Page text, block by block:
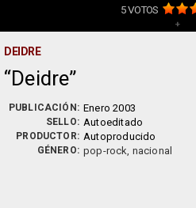
5VOTOS
+
DEIDRE
Deidre
PUBLICACIÓN: Enero 2003
SELLO: Autoeditado
PRODUCTOR: Autoproducido
GÉNERO: pop-rock, nacional